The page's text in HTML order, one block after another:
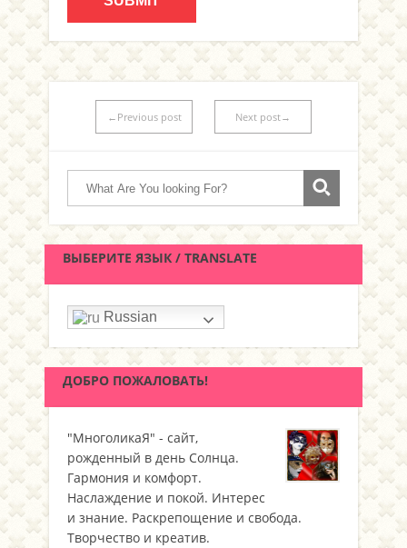
←Previous post Next post→
ВЫБЕРИТЕ ЯЗЫК / TRANSLATE
Russian
ДОБРО ПОЖАЛОВАТЬ!
"МноголикаЯ" - сайт,
рожденный в день Солнца.
Гармония и комфорт.
Наслаждение и покой. Интерес
и знание. Раскрепощение и свобода.
Творчество и креатив.